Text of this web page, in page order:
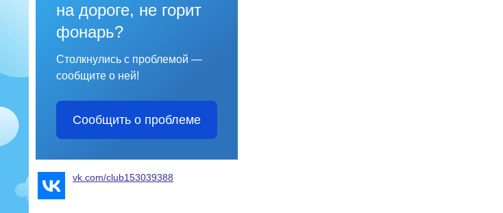
на дороге, не горит
фонарь?
Столкнулись с проблемой —
сообщите о ней!
Сообщить о проблеме
vk.com/club153039388